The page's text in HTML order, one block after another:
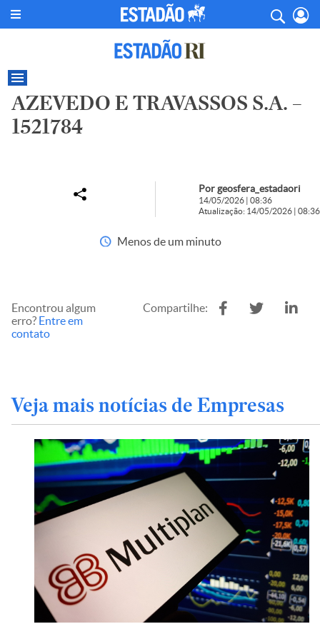
AZEVEDO E TRAVASSOS S.A. –
1521784
Por geosfera_estadaori
14/05/2026 | 08:36
Atualização: 14/05/2026 | 08:36
Menos de um minuto
Encontrou algum
erro? Entre em
contato
Compartilhe:
Veja mais notícias de Empresas